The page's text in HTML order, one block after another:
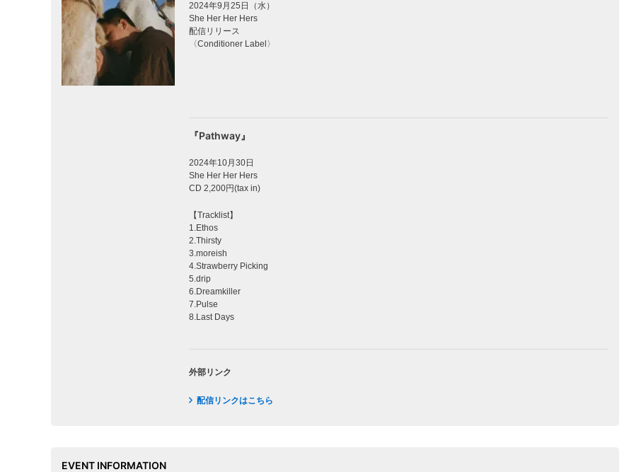
2024年9月25日（水）
She Her Her Hers
配信リリース
〈Conditioner Label〉
『Pathway』
2024年10月30日
She Her Her Hers
CD 2,200円(tax in)
【Tracklist】
1.Ethos
2.Thirsty
3.moreish
4.Strawberry Picking
5.drip
6.Dreamkiller
7.Pulse
8.Last Days
外部リンク
配信リンクはこちら
EVENT INFORMATION